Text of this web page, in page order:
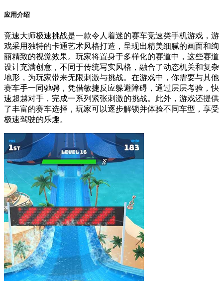
应用介绍
竞速大师极速挑战是一款令人着迷的赛车竞速类手机游戏，游
戏采用独特的卡通艺术风格打造，呈现出精美细腻的画面和绚
丽精致的视觉效果。玩家将置身于多样化的赛道中，这些赛道
设计充满创意，不同于传统写实风格，融合了动态机关和复杂
地形，为玩家带来无限刺激与挑战。在游戏中，你需要与其他
赛车手一同驰骋，凭借敏捷反应躲避障碍，通过层层考验，快
速超越对手，完成一系列紧张刺激的挑战。此外，游戏还提供
了丰富的赛车选择，玩家可以逐步解锁并体验不同车型，享受
极速驾驶的乐趣。